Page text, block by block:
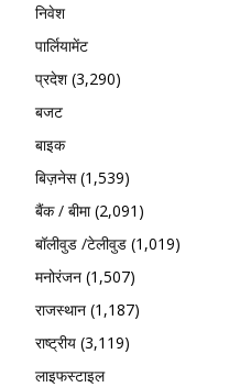
निवेश
पार्लियामेंट
प्रदेश(3,290)
बजट
बाइक
बिज़नेस(1,539)
बैंक / बीमा(2,091)
बॉलीवुड /टेलीवुड (1,019)
मनोरंजन (1,507)
राजस्थान (1,187)
राष्ट्रीय (3,119)
लाइफस्टाइल